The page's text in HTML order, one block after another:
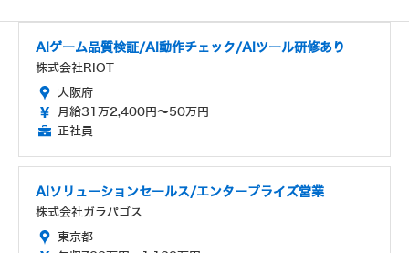
AIゲーム品質検証/AI動作チェック/AIツール研修あり
株式会社RIOT
大阪府
月給31万2,400円～50万円
正社員
AIソリューションセールス/エンタープライズ営業
株式会社ガラパゴス
東京都